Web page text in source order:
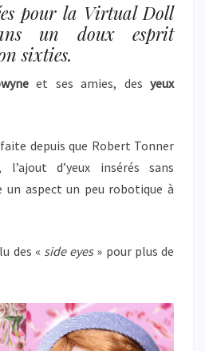
pour la Virtual Doll
un doux esprit
sixties.
et ses amies, desyeux
depuis que Robert Tonner
d’yeux insérés sans
un aspect un peu robotique à
des « side eyes» pour plus de